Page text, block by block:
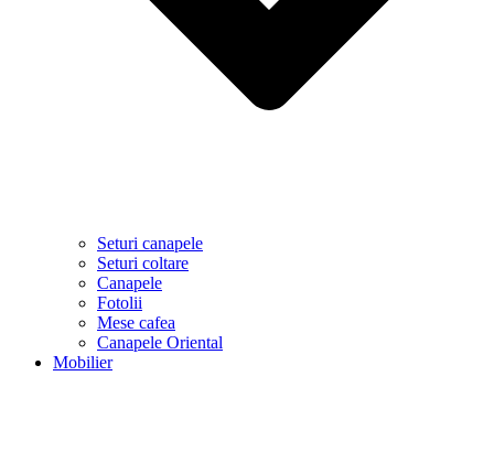
Seturi canapele
Seturi coltare
Canapele
Fotolii
Mese cafea
Canapele Oriental
Mobilier